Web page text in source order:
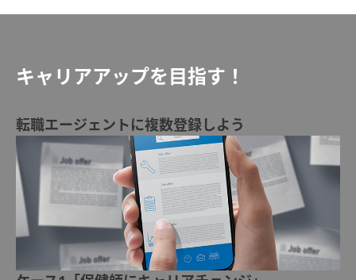
キャリアアップを目指す！
転職エージェントに複数登録しよう